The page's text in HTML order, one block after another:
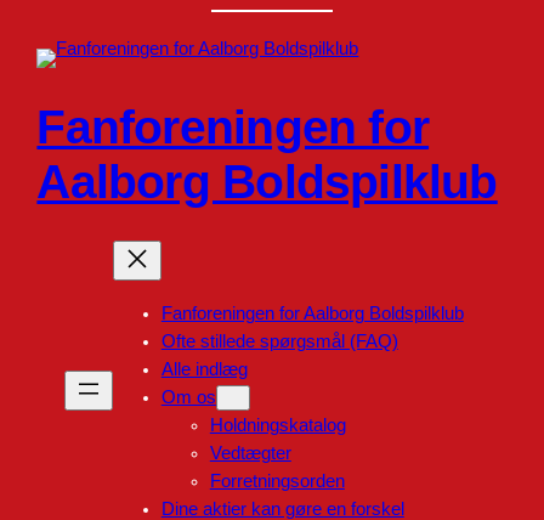
Fanforeningen for
Aalborg Boldspilklub
Fanforeningen for Aalborg Boldspilklub
Ofte stillede spørgsmål (FAQ)
Alle indlæg
Om os
Holdningskatalog
Vedtægter
Forretningsorden
Dine aktier kan gøre en forskel